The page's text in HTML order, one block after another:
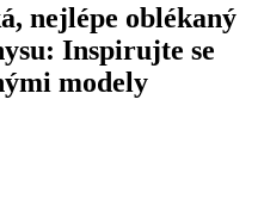
nejlépe oblékaný
Inspirujte se
modely